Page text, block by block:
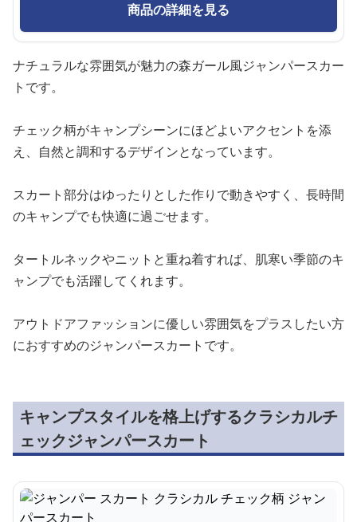
商品の詳細を見る
ナチュラルな雰囲気が魅力の森ガール風ジャンパースカー
トです。
チェック柄がキャンプシーンにほどよいアクセントを添
え、自然と調和するデザインとなっています。
スカート部分はゆったりとした作りで動きやすく、長時間
のキャンプでも快適に過ごせます。
タートルネックやニットと重ね着すれば、肌寒い季節のキ
ャンプでも活躍してくれます。
アウトドアファッションに優しい雰囲気をプラスしたい方
におすすめのジャンパースカートです。
キャンプスタイルを格上げするクラシカルチ
ェックジャンパースカート